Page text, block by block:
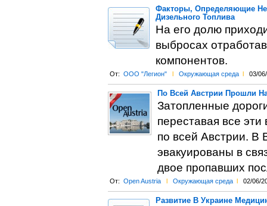
Факторы, Определяющие
Дизельного Топлива
На его долю
выбросах
компонентов.
От: ООО "Легион" l Окружающая среда l 03/
По Всей Австрии Прошли
Затопленные
переставая все
по всей Австрии. В
эвакуированы в
двое пропавших
От: Open Austria l Окружающая среда l 02/06/
Развитие В Украине